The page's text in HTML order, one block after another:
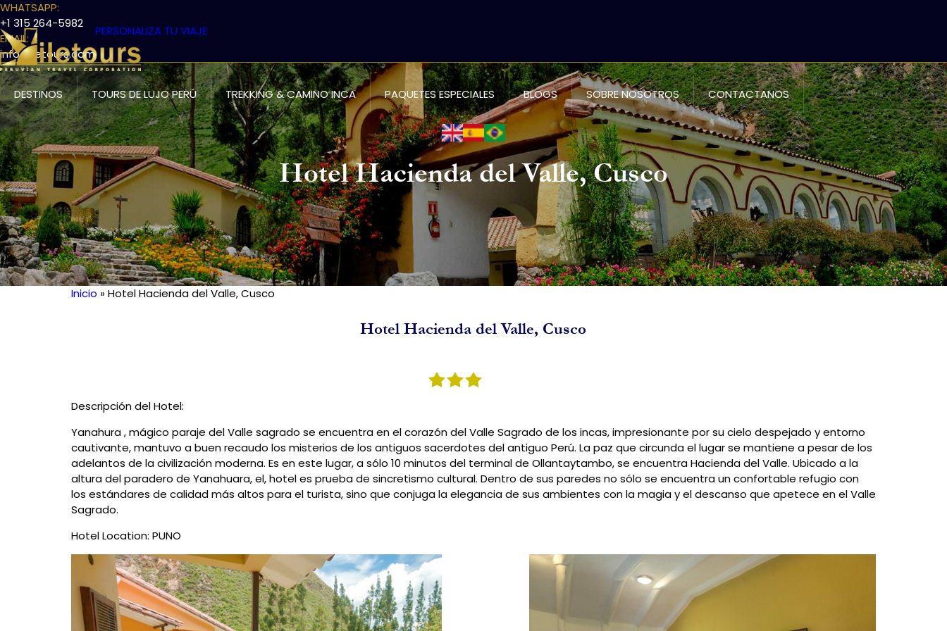
WHATSAPP:
+1 315 264-5982
EMAIL:
info@iletours.com
PERSONALIZA TU VIAJE
DESTINOS TOURS DE LUJO PERÚ TREKKING & CAMINO INCA PAQUETES ESPECIALES BLOGS SOBRE NOSOTROS CONTACTANOS
Hotel Hacienda del Valle, Cusco
Inicio Hotel Hacienda del Valle, Cusco
Hotel Hacienda del Valle, Cusco
Descripción del Hotel:
Yanahura , mágico paraje del Valle sagrado se encuentra en el corazón del Valle Sagrado de los incas, impresionante por su cielo despejado y entorno
cautivante, mantuvo a buen recaudo los misterios de los antiguos sacerdotes del antiguo Perú. La paz que circunda el lugar se mantiene a pesar de los
adelantos de la civilización moderna. Es en este lugar, a sólo 10 minutos del terminal de Ollantaytambo, se encuentra Hacienda del Valle. Ubicado a la
altura del paradero de Yanahuara, el, hotel es prueba de sincretismo cultural. Dentro de sus paredes no sólo se encuentra un confortable refugio con
los estándares de calidad más altos para el turista, sino que conjuga la elegancia de sus ambientes con la magia y el descanso que apetece en el Valle
Sagrado.
Hotel Location: PUNO